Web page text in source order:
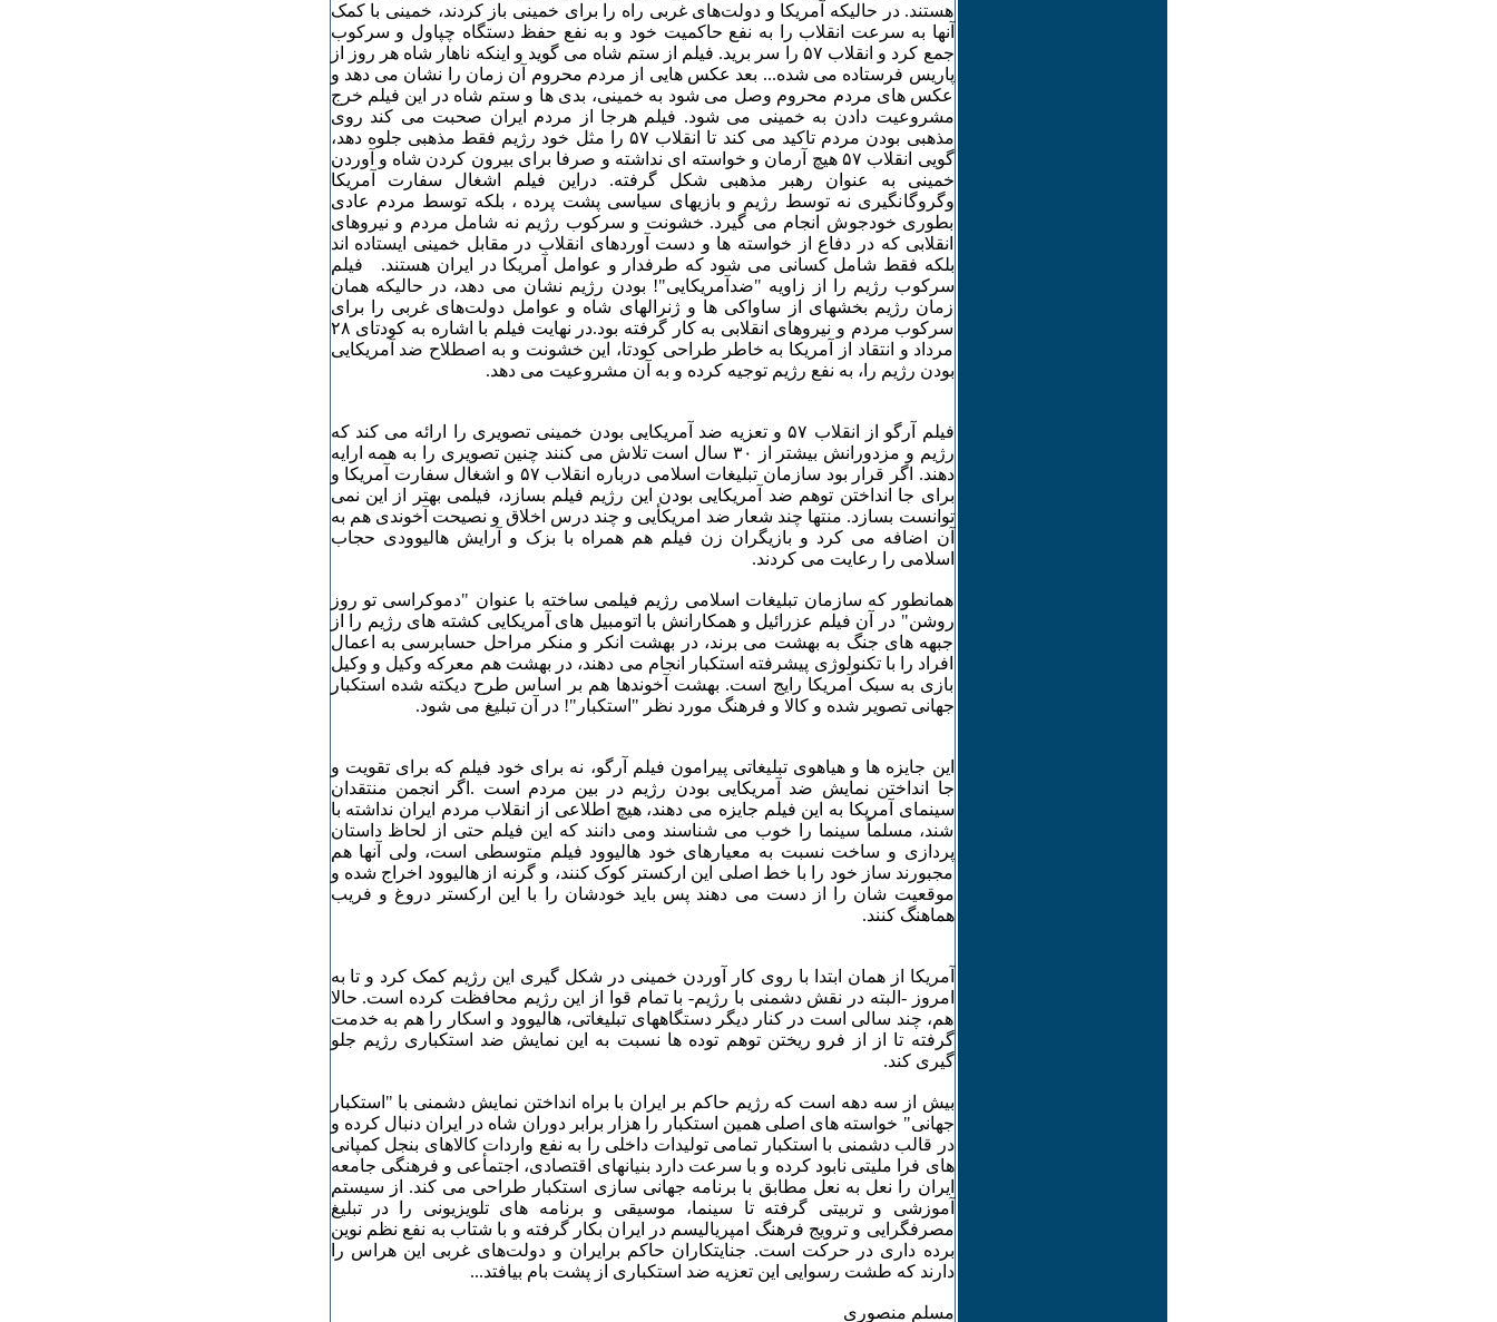
هستند. در حالیکه آمریکا و دولت‌های غربی راه را برای خمینی باز کردند، خمینی با کمک
آنها به سرعت انقلاب را به نفع حاکمیت خود و به نفع حفظ دستگاه چپاول و سرکوب
جمع کرد و انقلاب ۵۷ را سر برید. فیلم از ستم شاه می گوید و اینکه ناهار شاه هر روز از
پاریس فرستاده می شده... بعد عکس هایی از مردم محروم آن زمان را نشان می دهد و
عکس های مردم محروم وصل می شود به خمینی، بدی ها و ستم شاه در این فیلم خرج
مشروعیت دادن به خمینی می شود. فیلم هرجا از مردم ایران صحبت می کند روی
مذهبی بودن مردم تاکید می کند تا انقلاب ۵۷ را مثل خود رژیم فقط مذهبی جلوه دهد،
گویی انقلاب ۵۷ هیچ آرمان و خواسته ای نداشته و صرفا برای بیرون کردن شاه و آوردن
خمینی به عنوان رهبر مذهبی شکل گرفته. دراین فیلم اشغال سفارت آمریکا
وگروگانگیری نه توسط رژیم و بازیهای سیاسی پشت پرده ، بلکه توسط مردم عادی
بطوری خودجوش انجام می گیرد. خشونت و سرکوب رژیم نه شامل مردم و نیروهای
انقلابی که در دفاع از خواسته ها و دست آوردهای انقلاب در مقابل خمینی ایستاده اند
بلکه فقط شامل کسانی می شود که طرفدار و عوامل آمریکا در ایران هستند. فیلم
سرکوب رژیم را از زاویه "ضدآمریکایی"! بودن رژیم نشان می دهد، در حالیکه همان
زمان رژیم بخشهای از ساواکی ها و ژنرالهای شاه و عوامل دولت‌های غربی را برای
سرکوب مردم و نیروهای انقلابی به کار گرفته بود.در نهایت فیلم با اشاره به کودتای ۲۸
مرداد و انتقاد از آمریکا به خاطر طراحی کودتا، این خشونت و به اصطلاح ضد آمریکایی
بودن رژیم را، به نفع رژیم توجیه کرده و به آن مشروعیت می دهد.
فیلم آرگو از انقلاب ۵۷ و تعزیه ضد آمریکایی بودن خمینی تصویری را ارائه می کند که
رژیم و مزدورانش بیشتر از ۳۰ سال است تلاش می کنند چنین تصویری را به همه ارایه
دهند. اگر قرار بود سازمان تبلیغات اسلامی درباره انقلاب ۵۷ و اشغال سفارت آمریکا و
برای جا انداختن توهم ضد آمریکایی بودن این رژیم فیلم بسازد، فیلمی بهتر از این نمی
توانست بسازد. منتها چند شعار ضد امریکأیی و چند درس اخلاق و نصیحت آخوندی هم به
آن اضافه می کرد و بازیگران زن فیلم هم همراه با بزک و آرایش هالیوودی حجاب
اسلامی را رعایت می کردند.
همانطور که سازمان تبلیغات اسلامی رژیم فیلمی ساخته با عنوان "دموکراسی تو روز
روشن" در آن فیلم عزرائیل و همکارانش با اتومبیل های آمریکایی کشته های رژیم را از
جبهه های جنگ به بهشت می برند، در بهشت انکر و منکر مراحل حسابرسی به اعمال
افراد را با تکنولوژی پیشرفته استکبار انجام می دهند، در بهشت هم معرکه وکیل و وکیل
بازی به سبک آمریکا رایج است. بهشت آخوندها هم بر اساس طرح دیکته شده استکبار
جهانی تصویر شده و کالا و فرهنگ مورد نظر "استکبار"! در آن تبلیغ می شود.
این جایزه ها و هیاهوی تبلیغاتی پیرامون فیلم آرگو، نه برای خود فیلم که برای تقویت و
جا انداختن نمایش ضد آمریکایی بودن رژیم در بین مردم است .اگر انجمن منتقدان
سینمای آمریکا به این فیلم جایزه می دهند، هیچ اطلاعی از انقلاب مردم ایران نداشته با
شند، مسلماً سینما را خوب می شناسند ومی دانند که این فیلم حتی از لحاظ داستان
پردازی و ساخت نسبت به معیارهای خود هالیوود فیلم متوسطی است، ولی آنها هم
مجبورند ساز خود را با خط اصلی این ارکستر کوک کنند، و گرنه از هالیوود اخراج شده و
موقعیت شان را از دست می دهند پس باید خودشان را با این ارکستر دروغ و فریب
هماهنگ کنند.
آمریکا از همان ابتدا با روی کار آوردن خمینی در شکل گیری این رژیم کمک کرد و تا به
امروز -البته در نقش دشمنی با رژیم- با تمام قوا از این رژیم محافظت کرده است. حالا
هم، چند سالی است در کنار دیگر دستگاههای تبلیغاتی، هالیوود و اسکار را هم به خدمت
گرفته تا از از فرو ریختن توهم توده ها نسبت به این نمایش ضد استکباری رژیم جلو
گیری کند.
بیش از سه دهه است که رژیم حاکم بر ایران با براه انداختن نمایش دشمنی با "استکبار
جهانی" خواسته های اصلی همین استکبار را هزار برابر دوران شاه در ایران دنبال کرده و
در قالب دشمنی با استکبار تمامی تولیدات داخلی را به نفع واردات کالاهای بنجل کمپانی
های فرا ملیتی نابود کرده و با سرعت دارد بنیانهای اقتصادی، اجتمأعی و فرهنگی جامعه
ایران را نعل به نعل مطابق با برنامه جهانی سازی استکبار طراحی می کند. از سیستم
آموزشی و تربیتی گرفته تا سینما، موسیقی و برنامه های تلویزیونی را در تبلیغ
مصرفگرایی و ترویج فرهنگ امپریالیسم در ایران بکار گرفته و با شتاب به نفع نظم نوین
برده داری در حرکت است. جنایتکاران حاکم برایران و دولت‌های غربی این هراس را
دارند که طشت رسوایی این تعزیه ضد استکباری از پشت بام بیافتد...
مسلم منصوری